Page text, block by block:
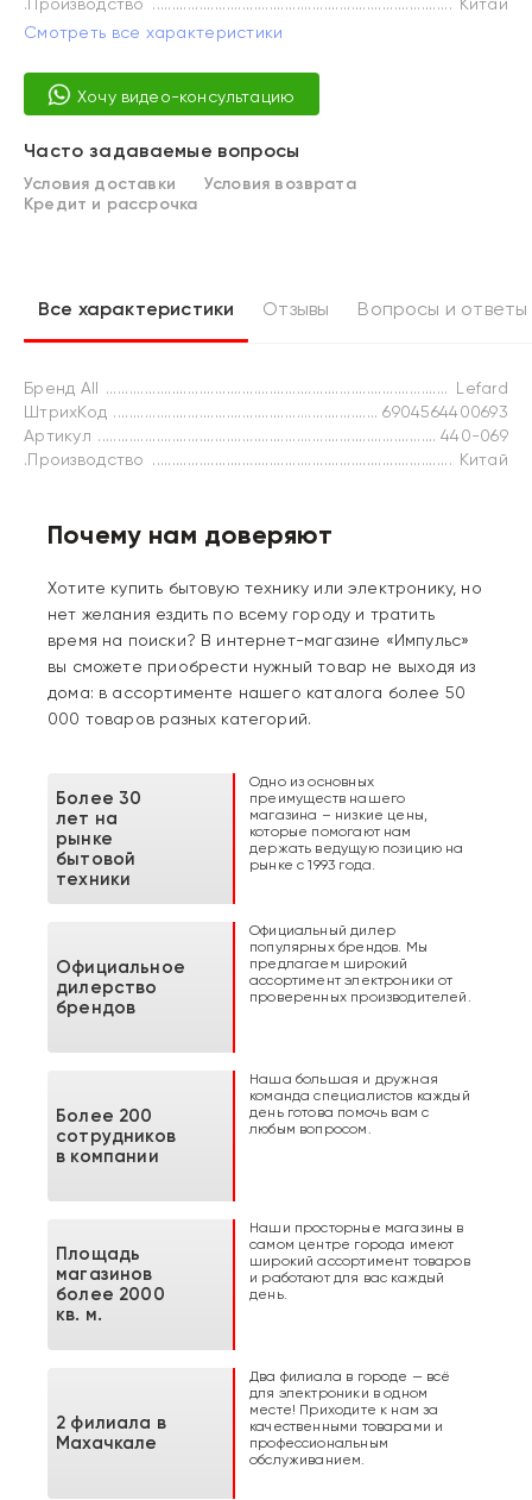
Смотреть все характеристики
Хочу видео-консультацию
Часто задаваемые вопросы
Условия доставки
Условия возврата
Кредит и рассрочка
Все характеристики Отзывы Вопросы и ответы
Бренд All
Lefard
ШтрихКод
6904564400693
Артикул
440-069
.Производство
Китай
Почему нам доверяют
Хотите купить бытовую технику или электронику, но
нет желания ездить по всему городу и тратить
время на поиски? В интернет-магазине «Импульс»
вы сможете приобрести нужный товар не выходя из
дома: в ассортименте нашего каталога более 50
000 товаров разных категорий.
Более 30
лет на
рынке
бытовой
техники
Одно из основных
преимуществ нашего
магазина – низкие цены,
которые помогают нам
держать ведущую позицию на
рынке с 1993 года.
Официальное
дилерство
брендов
Официальный дилер
популярных брендов. Мы
предлагаем широкий
ассортимент электроники от
проверенных производителей.
Более 200
сотрудников
в компании
Наша большая и дружная
команда специалистов каждый
день готова помочь вам с
любым вопросом.
Площадь
магазинов
более 2000
кв. м.
Наши просторные магазины в
самом центре города имеют
широкий ассортимент товаров
и работают для вас каждый
день.
2 филиала в
Махачкале
Два филиала в городе — всё
для электроники в одном
месте! Приходите к нам за
качественными товарами и
профессиональным
обслуживанием.